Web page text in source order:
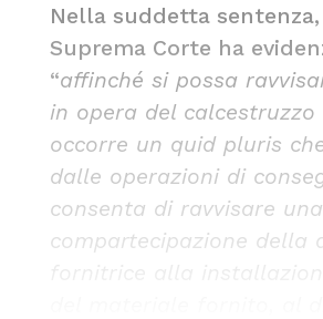
Nella suddetta
Suprema Corte ha
“affinché si possa
in opera del
occorre un quid pluris
dalle operazioni di
consenta di ravvisare una
compartecipazione della